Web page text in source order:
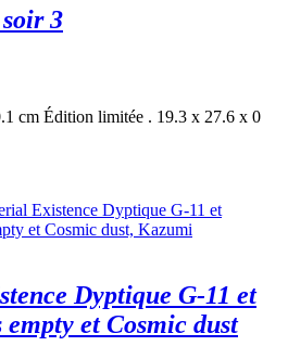
3
cm Édition limitée . 19.3 x 27.6 x 0
Dyptique G-11 et
et Cosmic dust